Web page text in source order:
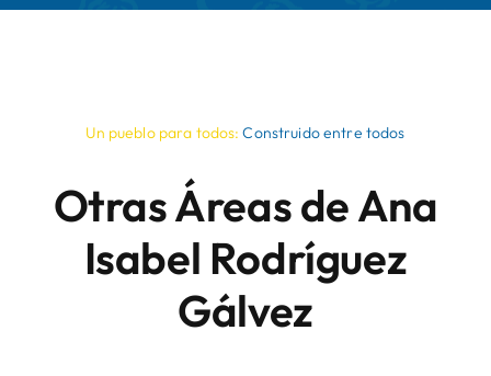
Un pueblo para todos: Construido entre todos
Otras Áreas de Ana
Isabel Rodríguez
Gálvez